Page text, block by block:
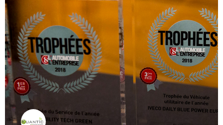
Digital & Community Management
Relations Presse
IT & High Tech